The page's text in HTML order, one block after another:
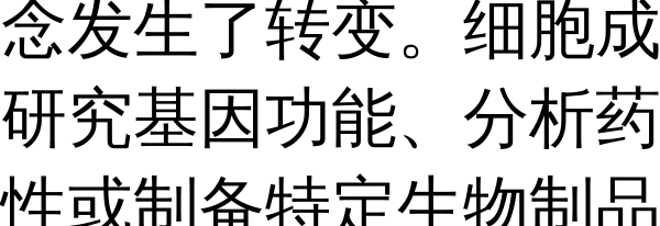
念发生了转变。细胞
研究基因功能、分析
性或制备特定生物制